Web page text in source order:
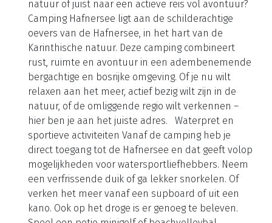
Camping Hafnersee, managed by
Falkensteiner
Kamperen aan de oevers van de Hafnersee Op
zoek naar een ontspannen vakantie midden in de
natuur of juist naar een actieve reis vol avontuur?
Camping Hafnersee ligt aan de schilderachtige
oevers van de Hafnersee, in het hart van de
Karinthische natuur. Deze camping combineert
rust, ruimte en avontuur in een adembenemende